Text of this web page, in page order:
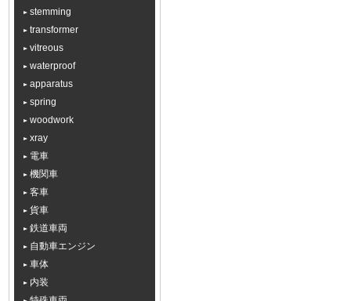
stemming
transformer
vitreous
waterproof
apparatus
spring
woodwork
xray
電車
機関車
客車
貨車
鉄道車両
自動車エンジン
車体
内装